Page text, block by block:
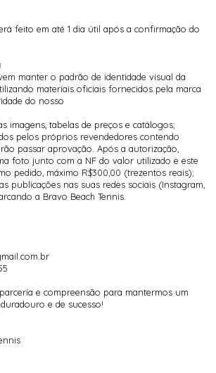
feito em até 1 dia útil após a confirmação do
manter o padrão de identidade visual da
materiais oficiais fornecidos pela marca
do nosso
imagens, tabelas de preços e catálogos;
pelos próprios revendedores contendo
passar aprovação. Após a autorização,
foto junto com a NF do valor utilizado e este
pedido, máximo R$300,00 (trezentos reais);
publicações nas suas redes sociais (Instagram,
a Bravo Beach Tennis.
e compreensão para mantermos um
e de sucesso!